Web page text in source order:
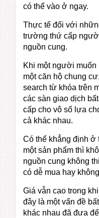
có thể vào ở ngay.
Thực tế đối với
trường thứ cấp
nguồn cung.
Khi một người muốn
một căn hộ chung
search từ khóa trên
các sàn giao dịch
cấp cho vô số lựa
cả khác nhau.
Có thể khẳng định ở
một sản phẩm thì
nguồn cung không
có dễ mua hay
Giá vẫn cao trong
đây là một vấn đề
khác nhau đã đưa